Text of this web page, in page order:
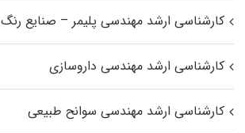
کارشناسی ارشد مهندسی پلیمر – صنایع رنگ
کارشناسی ارشد مهندسی داروسازی
کارشناسی ارشد مهندسی سوانح طبیعی